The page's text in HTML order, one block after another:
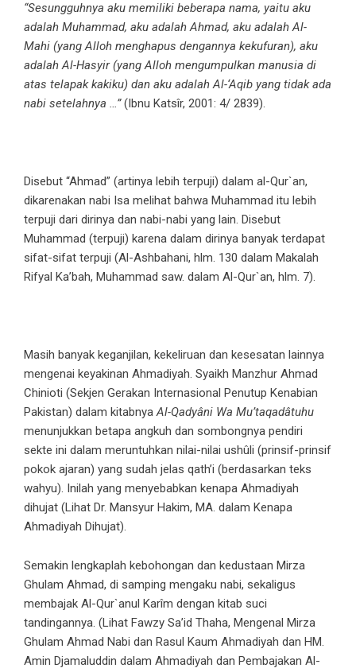
“Sesungguhnya aku memiliki beberapa nama, yaitu aku
adalah Muhammad, aku adalah Ahmad, aku adalah Al-
Mahi (yang Alloh menghapus dengannya kekufuran), aku
adalah Al-Hasyir (yang Alloh mengumpulkan manusia di
atas telapak kakiku) dan aku adalah Al-‘Aqib yang tidak ada
nabi setelahnya …”(Ibnu Katsîr, 2001: 4/ 2839).
Disebut “Ahmad” (artinya lebih terpuji) dalam al-Qur`an,
dikarenakan nabi Isa melihat bahwa Muhammad itu lebih
terpuji dari dirinya dan nabi-nabi yang lain. Disebut
Muhammad (terpuji) karena dalam dirinya banyak terdapat
sifat-sifat terpuji (Al-Ashbahani, hlm. 130 dalam Makalah
Rifyal Ka’bah, Muhammad saw. dalam Al-Qur`an, hlm. 7).
Masih banyak keganjilan, kekeliruan dan kesesatan lainnya
mengenai keyakinan Ahmadiyah. Syaikh Manzhur Ahmad
Chinioti (Sekjen Gerakan Internasional Penutup Kenabian
Pakistan) dalam kitabnyaAl-Qadyâni Wa Mu’taqadâtuhu
menunjukkan betapa angkuh dan sombongnya pendiri
sekte ini dalam meruntuhkan nilai-nilai ushûli (prinsif-prinsif
pokok ajaran) yang sudah jelas qath’i (berdasarkan teks
wahyu). Inilah yang menyebabkan kenapa Ahmadiyah
dihujat (Lihat Dr. Mansyur Hakim, MA. dalam Kenapa
Ahmadiyah Dihujat).
Semakin lengkaplah kebohongan dan kedustaan Mirza
Ghulam Ahmad, di samping mengaku nabi, sekaligus
membajak Al-Qur`anul Karîm dengan kitab suci
tandingannya. (Lihat Fawzy Sa’id Thaha, Mengenal Mirza
Ghulam Ahmad Nabi dan Rasul Kaum Ahmadiyah dan HM.
Amin Djamaluddin dalam Ahmadiyah dan Pembajakan Al-